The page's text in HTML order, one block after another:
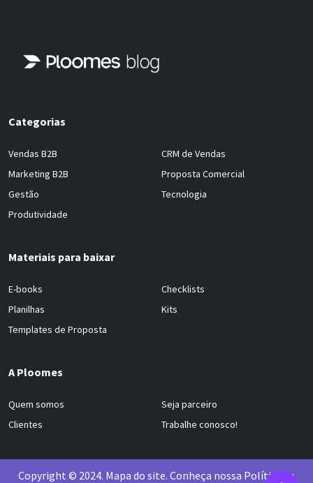
Categorias
Vendas B2B
Marketing B2B
Gestão
Produtividade
CRM de Vendas
Proposta Comercial
Tecnologia
Materiais para baixar
E-books
Planilhas
Templates de Proposta
Checklists
Kits
A Ploomes
Quem somos
Clientes
Seja parceiro
Trabalhe conosco!
Copyright © 2024. Mapa do site. Conheça nossa Política de